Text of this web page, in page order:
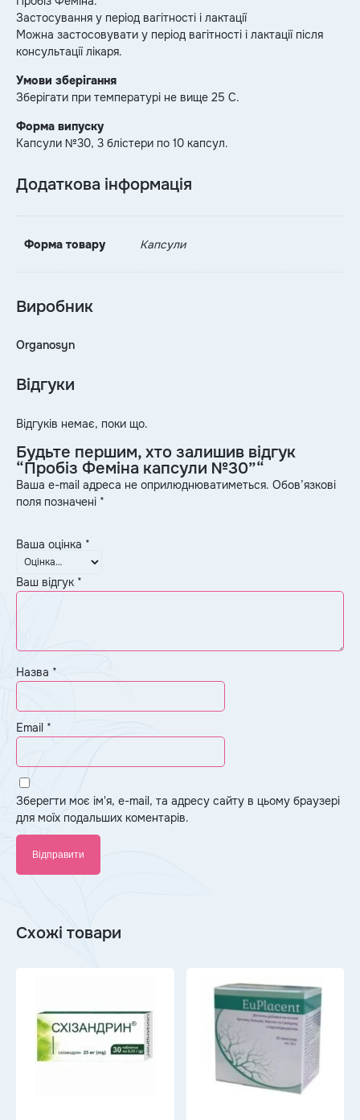
Застосування у період вагітності і лактації
Можна застосовувати у період вагітності і лактації після
консультації лікаря.
Умови зберігання
Зберігати при температурі не вище 25 С.
Форма випуску
Капсули №30, 3 блістери по 10 капсул.
Додаткова інформація
Форма товару Капсули
Виробник
Organosyn
Відгуки
Відгуків немає, поки що.
Будьте першим, хто залишив відгук
“Пробіз Феміна капсули №30”“
Ваша e-mail адреса не оприлюднюватиметься. Обов’язкові
поля позначені *
Ваша оцінка *
Ваш відгук *
Назва *
Email *
Зберегти моє ім'я, e-mail, та адресу сайту в цьому браузері
для моїх подальших коментарів.
Схожі товари